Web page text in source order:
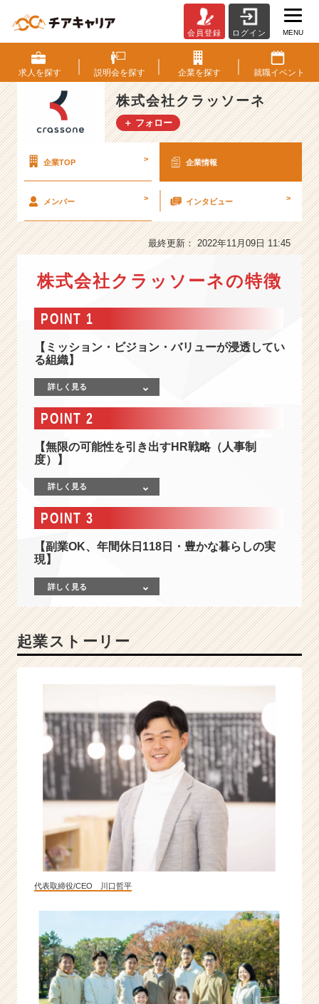
式
会
社
ク
ラ
ッ
ソ
社
【名
屋
会
解
に
向
の”D
X”に
戦
る
シ
ャ
ン
チ
ャ
ー
ベ
ン
チ
ー・
成
企
ら
ス
カ
ウ
ト
会員登録 ログイン MENU
求人を探す 説明会を探す 企業を探す 就職イベント
株式会社クラッソーネ
＋ フォロー
企業TOP > 企業情報
メンバー > インタビュー >
最終更新： 2022年11月09日 11:45
株式会社クラッソーネの特徴
POINT 1
【ミッション・ビジョン・バリューが浸透してい
る組織】
詳しく見る
POINT 2
【無限の可能性を引き出すHR戦略（人事制
度）】
詳しく見る
POINT 3
【副業OK、年間休日118日・豊かな暮らしの実
現】
詳しく見る
起業ストーリー
代表取締役/CEO 川口哲平